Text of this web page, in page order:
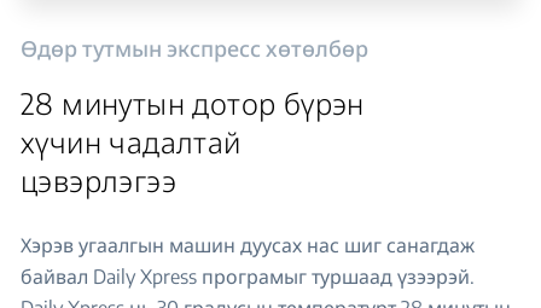
Өдөр тутмын экспресс хөтөлбөр
28 минутын дотор бүрэн
хүчин чадалтай
цэвэрлэгээ
Хэрэв угаалгын машин дуусах нас шиг санагдаж
байвал Daily Xpress програмыг туршаад үзээрэй.